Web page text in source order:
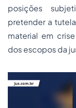
posições
pretender a
material em
dos escopos da